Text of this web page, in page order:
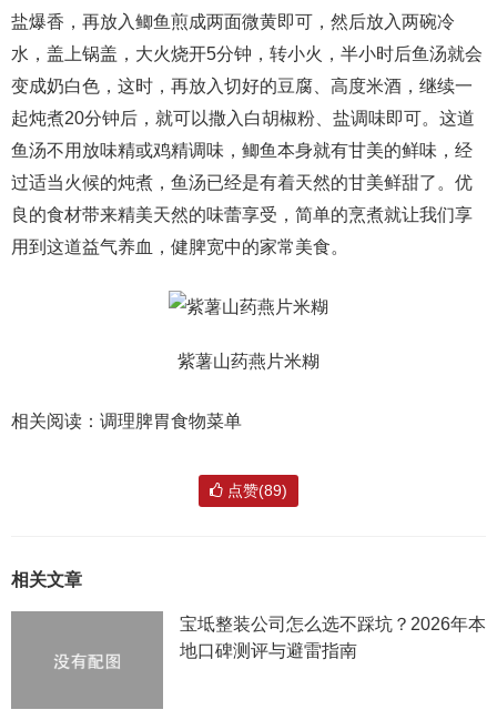
盐爆香，再放入鲫鱼煎成两面微黄即可，然后放入两碗冷
水，盖上锅盖，大火烧开5分钟，转小火，半小时后鱼汤就会
变成奶白色，这时，再放入切好的豆腐、高度米酒，继续一
起炖煮20分钟后，就可以撒入白胡椒粉、盐调味即可。这道
鱼汤不用放味精或鸡精调味，鲫鱼本身就有甘美的鲜味，经
过适当火候的炖煮，鱼汤已经是有着天然的甘美鲜甜了。优
良的食材带来精美天然的味蕾享受，简单的烹煮就让我们享
用到这道益气养血，健脾宽中的家常美食。
紫薯山药燕片米糊
相关阅读：调理脾胃食物菜单
点赞(89)
相关文章
宝坻整装公司怎么选不踩坑？2026年本
地口碑测评与避雷指南